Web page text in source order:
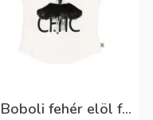
Boboli fehér elöl fekete tüll+gyöngyös csini póló